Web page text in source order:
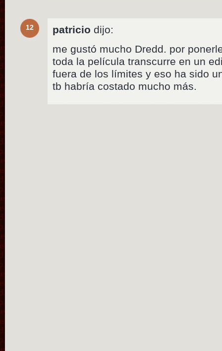
12 patricio dijo:
me gustó mucho Dredd. por
toda la película transcurre en un
fuera de los límites y eso ha sido
tb habría costado mucho más.